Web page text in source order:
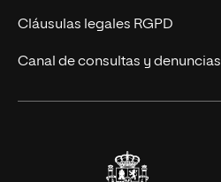
UNIR Revista
Eventos
Cláusulas legales RGPD
Canal de consultas y denuncias